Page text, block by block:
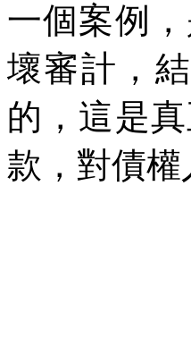
一個案例
壞審計，
的，這是
款，對債